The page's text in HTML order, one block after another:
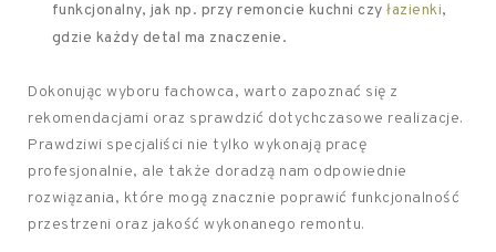
funkcjonalny, jak np. przy remoncie kuchni czyłazienki,
gdzie każdy detal ma znaczenie.
Dokonując wyboru fachowca, warto zapoznać się z
rekomendacjami oraz sprawdzić dotychczasowe realizacje.
Prawdziwi specjaliści nie tylko wykonają pracę
profesjonalnie, ale także doradzą nam odpowiednie
rozwiązania, które mogą znacznie poprawić funkcjonalność
przestrzeni oraz jakość wykonanego remontu.